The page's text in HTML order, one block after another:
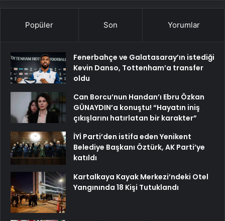
Popüler Son Yorumlar
Fenerbahçe ve Galatasaray’ın istediği
Kevin Danso, Tottenham’a transfer
oldu
Can Borcu’nun Handan’ı Ebru Özkan
GÜNAYDIN’a konuştu! “Hayatın iniş
çıkışlarını hatırlatan bir karakter”
İYİ Parti’den istifa eden Yenikent
Belediye Başkanı Öztürk, AK Parti’ye
katıldı
Kartalkaya Kayak Merkezi’ndeki Otel
Yangınında 18 Kişi Tutuklandı